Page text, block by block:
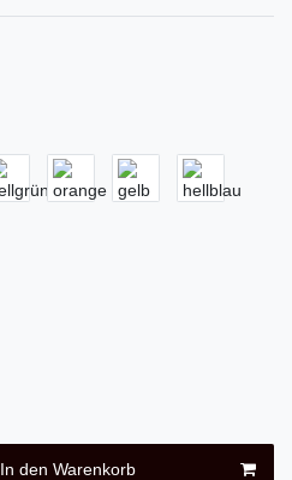
In den Warenkorb